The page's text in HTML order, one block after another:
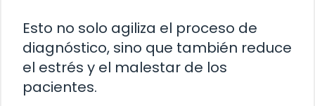
Esto no solo agiliza el proceso de
diagnóstico, sino que también reduce
el estrés y el malestar de los
pacientes.